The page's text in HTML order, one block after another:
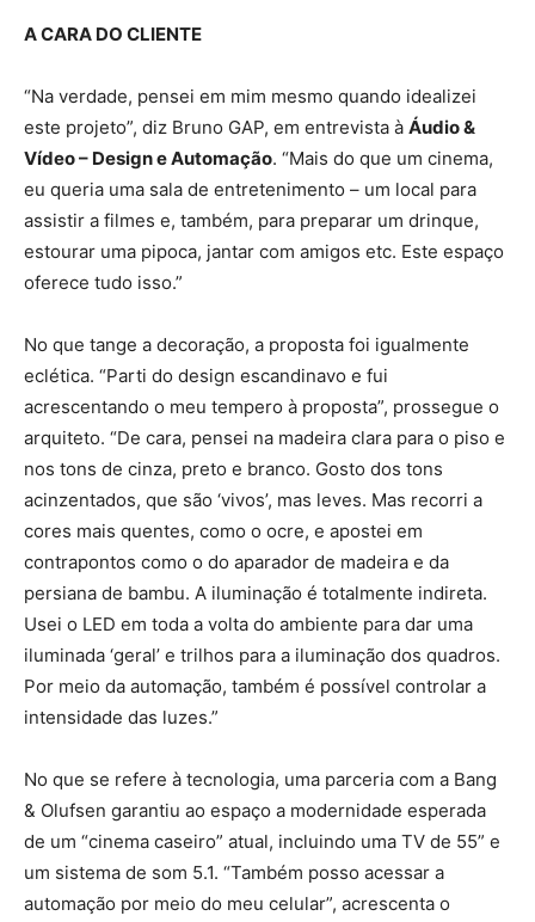
A CARA DO CLIENTE
“Na verdade, pensei em mim mesmo quando idealizei
este projeto”, diz Bruno GAP, em entrevista à Áudio &
Vídeo – Design e Automação. “Mais do que um cinema,
eu queria uma sala de entretenimento – um local para
assistir a filmes e, também, para preparar um drinque,
estourar uma pipoca, jantar com amigos etc. Este espaço
oferece tudo isso.”
No que tange a decoração, a proposta foi igualmente
eclética. “Parti do design escandinavo e fui
acrescentando o meu tempero à proposta”, prossegue o
arquiteto. “De cara, pensei na madeira clara para o piso e
nos tons de cinza, preto e branco. Gosto dos tons
acinzentados, que são ‘vivos’, mas leves. Mas recorri a
cores mais quentes, como o ocre, e apostei em
contrapontos como o do aparador de madeira e da
persiana de bambu. A iluminação é totalmente indireta.
Usei o LED em toda a volta do ambiente para dar uma
iluminada ‘geral’ e trilhos para a iluminação dos quadros.
Por meio da automação, também é possível controlar a
intensidade das luzes.”
No que se refere à tecnologia, uma parceria com a Bang
& Olufsen garantiu ao espaço a modernidade esperada
de um “cinema caseiro” atual, incluindo uma TV de 55” e
um sistema de som 5.1. “Também posso acessar a
automação por meio do meu celular”, acrescenta o